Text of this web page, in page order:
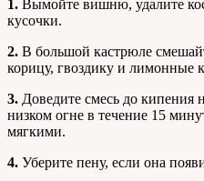
1. Вымойте вишню, удалите
кусочки.
2. В большой кастрюле
корицу, гвоздику и лимонные
3. Доведите смесь до кипения
низком огне в течение 15
мягкими.
4. Уберите пену, если она